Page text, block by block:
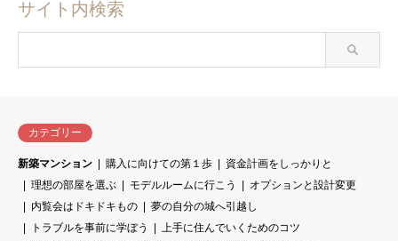
サイト内検索
カテゴリー
新築マンション 購入に向けての第１歩
資金計画をしっかりと
理想の部屋を選ぶ
モデルルームに行こう
オプションと設計変更
内覧会はドキドキもの
夢の自分の城へ引越し
トラブルを事前に学ぼう
上手に住んでいくためのコツ